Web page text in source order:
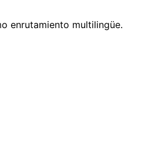
enrutamiento multilingüe.